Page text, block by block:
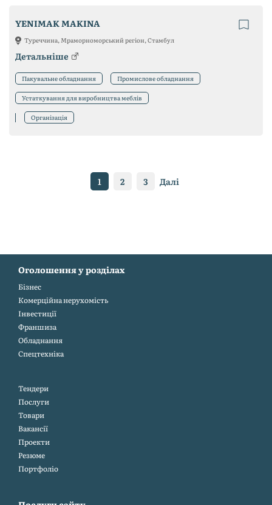
YENIMAK MAKINA
Туреччина, Мраморноморський регіон, Стамбул
Детальніше
Пакувальне обладнання Промислове обладнання
Устаткування для виробництва меблів
Організація
1 2 3 Далі
Оголошення у розділах
Бiзнес
Комерційна нерухомість
Інвестиції
Франшиза
Обладнання
Спецтехніка
Тендери
Послуги
Товари
Вакансії
Проекти
Резюме
Портфоліо